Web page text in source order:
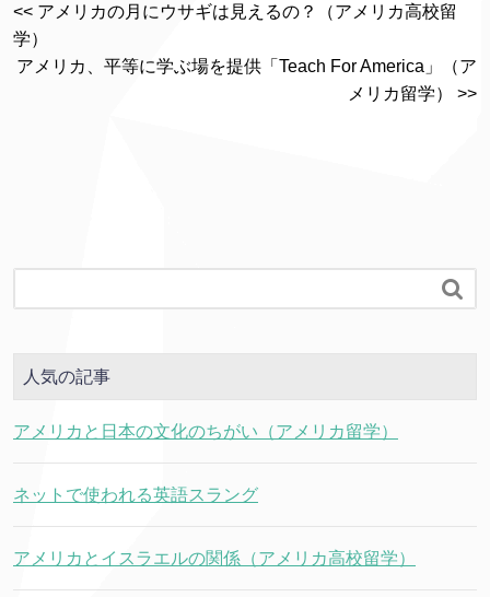
<< アメリカの月にウサギは見えるの？（アメリカ高校留
学）
アメリカ、平等に学ぶ場を提供「Teach For America」（ア
メリカ留学） >>

人気の記事
アメリカと日本の文化のちがい（アメリカ留学）
ネットで使われる英語スラング
アメリカとイスラエルの関係（アメリカ高校留学）